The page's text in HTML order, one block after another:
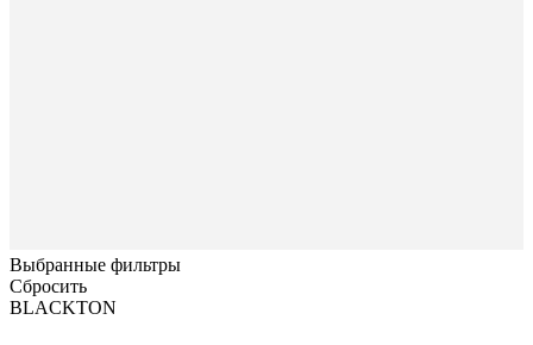
Выбранные фильтры
Сбросить
BLACKTON